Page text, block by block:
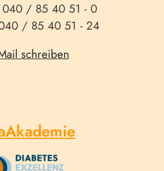
040 / 85 40 51 - 0
/ 85 40 51 - 24
schreiben